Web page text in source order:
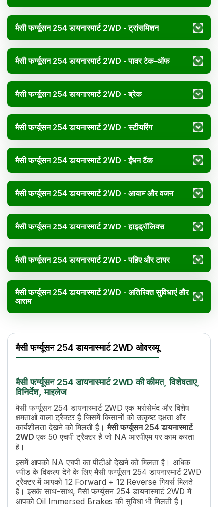
मैसी फर्ग्यूसन 254 डायनास्मार्ट 2WD - ट्रांसमिशन
मैसी फर्ग्यूसन 254 डायनास्मार्ट 2WD - पावर टेक-ऑफ
मैसी फर्ग्यूसन 254 डायनास्मार्ट 2WD - ब्रेक
मैसी फर्ग्यूसन 254 डायनास्मार्ट 2WD - स्टीयरिंग
मैसी फर्ग्यूसन 254 डायनास्मार्ट 2WD - ईंधन टैंक
मैसी फर्ग्यूसन 254 डायनास्मार्ट 2WD - आयाम और वजन
मैसी फर्ग्यूसन 254 डायनास्मार्ट 2WD - हाइड्रॉलिक्स
मैसी फर्ग्यूसन 254 डायनास्मार्ट 2WD - पहिए और टायर
मैसी फर्ग्यूसन 254 डायनास्मार्ट 2WD - अतिरिक्त सुविधाएं और
आराम
एचपी
50
डिस्प्लेसमेंट
2700 cc
ट्रांसमिशन नाम
गियर की संख्या
12 Forward + 12 Reverse
अधिकतम फॉरवर्ड स्पीड35.5 kmph
क्लच
Dual Clutch
पीटीओ टाइप
Quadra PTO
ब्रेक
Oil Immersed Brakes
स्टीयरिंग
Power Steering
स्टीयरिंग एडजस्टमेंट
No
ईंधन टैंक क्षमता
58 L
मैसी फर्ग्यूसन 254 डायनास्मार्ट 2WD ओवरव्यू
मैसी फर्ग्यूसन 254 डायनास्मार्ट 2WD की कीमत, विशेषताए,
विनिर्देश, माइलेज
मैसी फर्ग्यूसन 254 डायनास्मार्ट 2WD एक भरोसेमंद और विशेष
क्षमताओं वाला ट्रैक्टर है जिसमें किसानों को उत्कृष्ट दक्षता और
कार्यशीलता देखने को मिलती है।मैसी फर्ग्यूसन 254 डायनास्मार्ट
2WD एक 50 एचपी ट्रैक्टर है जो NA आरपीएम पर काम करता
है।
इसमें आपको NA एचपी का पीटीओ देखने को मिलता है। अधिक
स्पीड के विकल्प देने के लिए मैसी फर्ग्यूसन 254 डायनास्मार्ट 2WD
ट्रैक्टर में आपको 12 Forward + 12 Reverse गियर्स मिलते
हैं। इसके साथ-साथ, मैसी फर्ग्यूसन 254 डायनास्मार्ट 2WD में
आपको Oil Immersed Brakes की सुविधा भी मिलती है।